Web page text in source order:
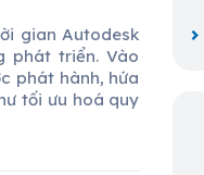
gian Autodesk
phát triển. Vào
phát hành, hứa
tối ưu hoá quy